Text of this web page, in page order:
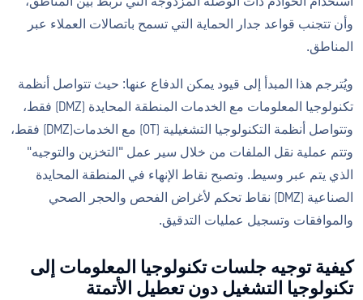
وأن تتجنب قواعد جدار الحماية التي تسمح باتصالات العملاء عبر
المناطق.
ويُترجم هذا المبدأ إلى قيود يمكن الدفاع عنها: حيث تتواصل أنظمة
تكنولوجيا المعلومات مع الخدمات المنطقة المحايدة (DMZ) فقط،
وتتواصل أنظمة التكنولوجيا التشغيلية (OT) مع الخدمات(DMZ) فقط،
وتتم عملية نقل الملفات من خلال سير عمل "التخزين والتوجيه"
الذي يتم عبر وسيط. وتصبح نقاط الإنهاء في المنطقة المحايدة
الصناعية (DMZ) نقاط تحكم لأغراض الفحص والحجر الصحي
والموافقات وتسجيل عمليات التدقيق.
كيفية توجيه جلسات تكنولوجيا المعلومات إلى
تكنولوجيا التشغيل دون تعطيل الأتمتة